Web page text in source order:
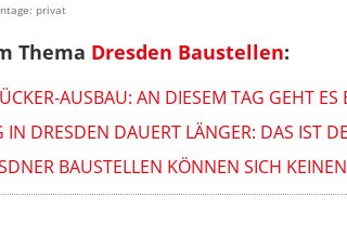
privat
Thema Dresden Baustellen:
AUSBAU: AN DIESEM TAG GEHT ES
IN DRESDEN DAUERT LÄNGER: DAS IST
BAUSTELLEN KÖNNEN SICH